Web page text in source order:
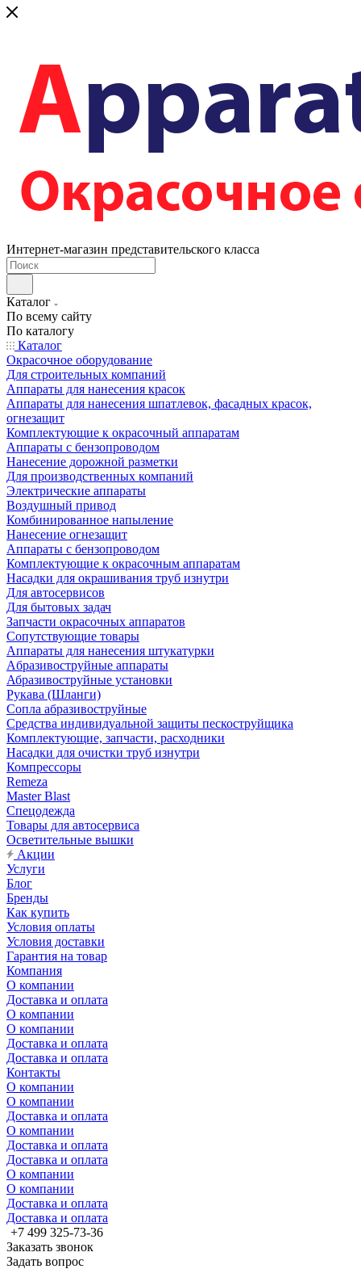
Интернет-магазин представительского класса
Каталог
По всему сайту
По каталогу
Каталог
Окрасочное оборудование
Для строительных компаний
Аппараты для нанесения красок
Аппараты для нанесения шпатлевок, фасадных красок,
огнезащит
Комплектующие к окрасочный аппаратам
Аппараты с бензопроводом
Нанесение дорожной разметки
Для производственных компаний
Электрические аппараты
Воздушный привод
Комбинированное напыление
Нанесение огнезащит
Аппараты с бензопроводом
Комплектующие к окрасочным аппаратам
Насадки для окрашивания труб изнутри
Для автосервисов
Для бытовых задач
Запчасти окрасочных аппаратов
Сопутствующие товары
Аппараты для нанесения штукатурки
Aбразивоструйные аппараты
Абразивоструйные установки
Рукава (Шланги)
Сопла абразивоструйные
Средства индивидуальной защиты пескоструйщика
Комплектующие, запчасти, расходники
Насадки для очистки труб изнутри
Компрессоры
Remeza
Master Blast
Спецодежда
Товары для автосервиса
Осветительные вышки
Акции
Услуги
Блог
Бренды
Как купить
Условия оплаты
Условия доставки
Гарантия на товар
Компания
О компании
Доставка и оплата
О компании
О компании
Доставка и оплата
Доставка и оплата
Контакты
О компании
О компании
Доставка и оплата
О компании
Доставка и оплата
Доставка и оплата
О компании
О компании
Доставка и оплата
Доставка и оплата
+7 499 325-73-36
Заказать звонок
Задать вопрос